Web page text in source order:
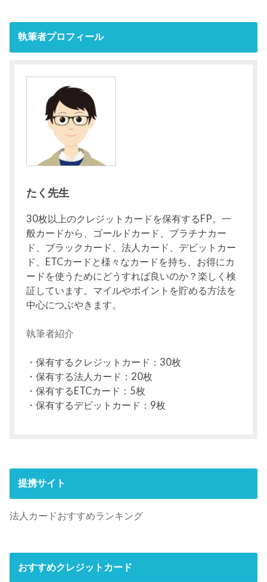
執筆者プロフィール
たく先生
30枚以上のクレジットカードを保有するFP。一
般カードから、ゴールドカード、プラチナカー
ド、ブラックカード、法人カード、デビットカー
ド、ETCカードと様々なカードを持ち、お得にカ
ードを使うためにどうすれば良いのか？楽しく検
証しています。マイルやポイントを貯める方法を
中心につぶやきます。
執筆者紹介
・保有するクレジットカード：30枚
・保有する法人カード：20枚
・保有するETCカード：5枚
・保有するデビットカード：9枚
提携サイト
法人カードおすすめランキング
おすすめクレジットカード